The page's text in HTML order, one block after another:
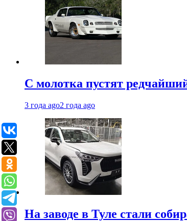
С молотка пустят
3 года ago2 года ago
На заводе в Туле стали